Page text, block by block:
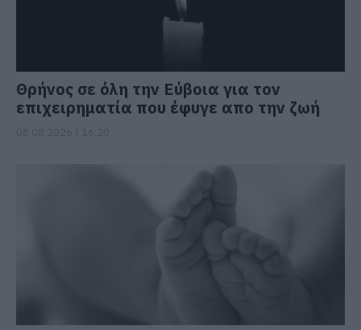
Θρήνος σε όλη την Εύβοια για τον
επιχειρηματία που έφυγε απο την ζωή